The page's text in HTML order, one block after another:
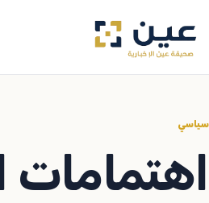
إلى
المحتوى
سياسي